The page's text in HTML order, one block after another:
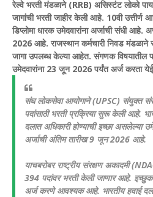
रेल्वे भरती मंडळाने (RRB) असिस्टंट लोको
जागांची भरती जाहीर केली आहे. 10वी उत्तीर्ण
डिप्लोमा धारक उमेदवारांना अर्जाची संधी
2026 आहे. राजस्थान कर्मचारी निवड
जागा उपलब्ध केल्या आहेत. संगणक विषयातील
उमेदवारांना 23 जून 2026 पर्यंत अर्ज करता
संघ लोकसेवा आयोगाने (UPSC) संयुक्त
पदांसाठी भरती प्रक्रिया सुरू केली आहे.
दलात अधिकारी होण्याची इच्छा असलेल्या
अर्जाची अंतिम तारीख 9 जून 2026 आहे.
याचबरोबर राष्ट्रीय संरक्षण अकादमी
394 पदांवर भरती केली जाणार आहे.
अर्ज करणे आवश्यक आहे. भारतीय हवाई